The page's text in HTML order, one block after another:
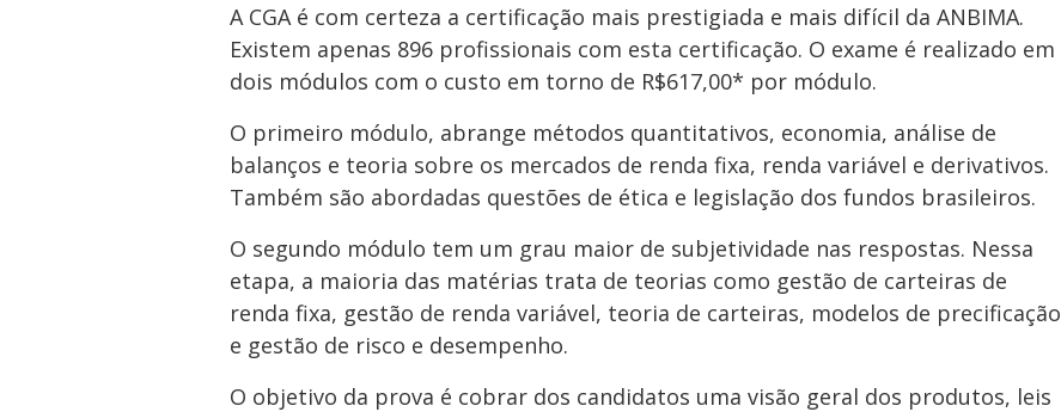
A CGA é com certeza a certificação mais prestigiada e mais difícil da ANBIMA.
Existem apenas 896 profissionais com esta certificação. O exame é realizado em
dois módulos com o custo em torno de R$617,00* por módulo.
O primeiro módulo, abrange métodos quantitativos, economia, análise de
balanços e teoria sobre os mercados de renda fixa, renda variável e derivativos.
Também são abordadas questões de ética e legislação dos fundos brasileiros.
O segundo módulo tem um grau maior de subjetividade nas respostas. Nessa
etapa, a maioria das matérias trata de teorias como gestão de carteiras de
renda fixa, gestão de renda variável, teoria de carteiras, modelos de precificação
e gestão de risco e desempenho.
O objetivo da prova é cobrar dos candidatos uma visão geral dos produtos, leis